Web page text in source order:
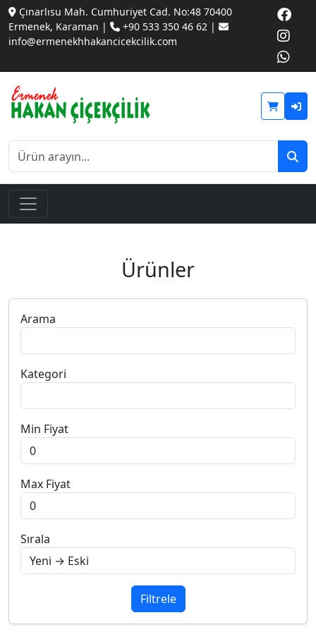
Çınarlısu Mah. Cumhuriyet Cad. No:48 70400
Ermenek, Karaman |
+90 533 350 46 62 |
info@ermenekhhakancicekcilik.com
Ürünler
Arama
Kategori
Min Fiyat
Max Fiyat
Sırala
Filtrele